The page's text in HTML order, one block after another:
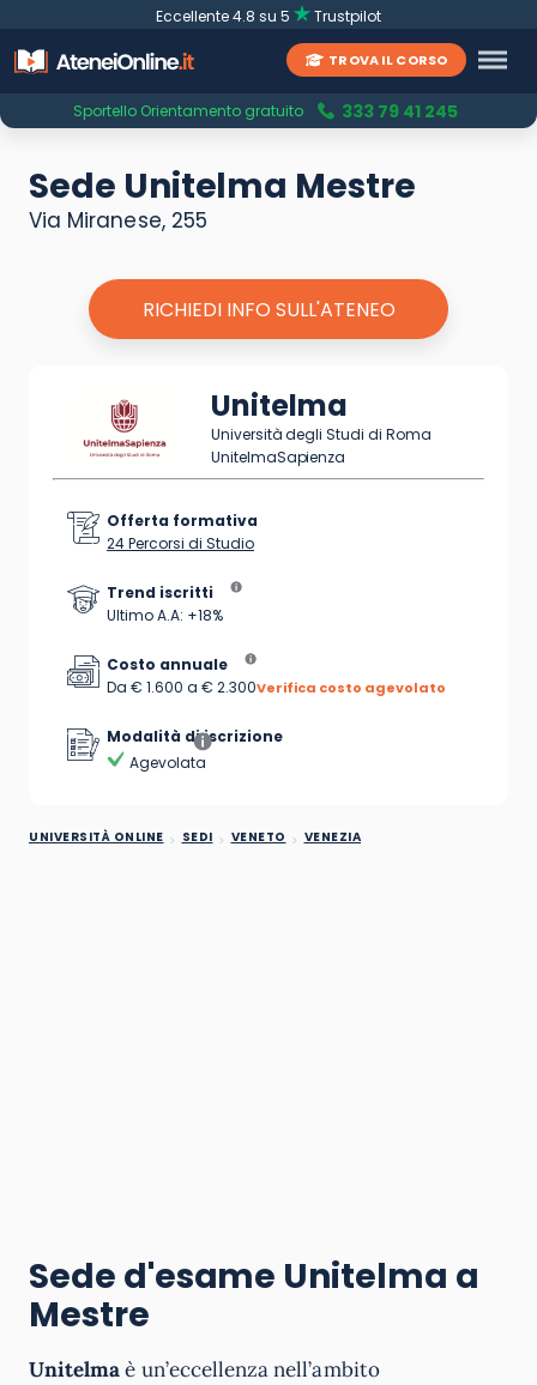
Eccellente 4.8 su 5 Trustpilot
TROVA IL CORSO
Sportello Orientamento gratuito 333 79 41 245
Sede Unitelma Mestre
Via Miranese, 255
RICHIEDI INFO SULL'ATENEO
Unitelma
Università degli Studi di Roma
UnitelmaSapienza
Offerta formativa
24 Percorsi di Studio
Trend iscritti
Ultimo A.A: +18%
Costo annuale
Da € 1.600 a € 2.300Verifica costo agevolato
Modalità di iscrizione
Agevolata
UNIVERSITÀ ONLINE SEDI VENETO VENEZIA
Sede d'esame Unitelma a
Mestre
Unitelmaè un’eccellenza nell’ambito